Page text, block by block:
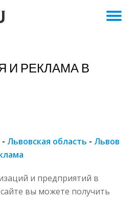
И РЕКЛАМА В
- Львовская область - Львов
и предприятий в
вы можете получить